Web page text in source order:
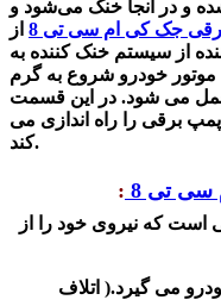
شده و در آنجا خنک می‌شود و
جک کی ام سی تی 8
از
از سیستم خنک کننده به
خودرو شروع به گرم
می شود. در این قسمت ECU
برقی را راه اندازی می
کند.
سی تی 8 :
است که نیروی خود را از
12 ولت را از خودرو می گیرد.( اتلاف